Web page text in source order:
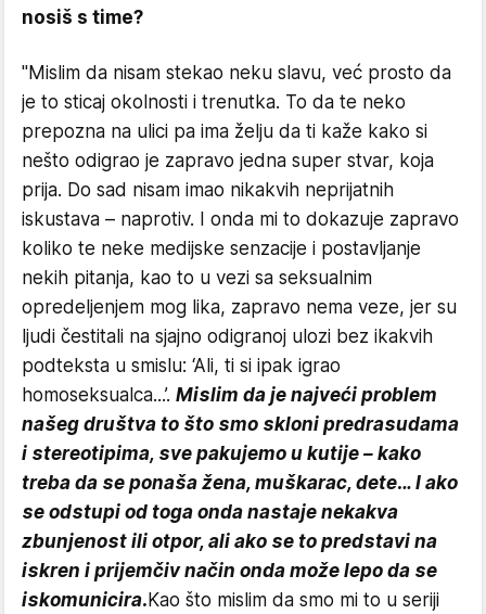
nosiš s time?
"Mislim da nisam stekao neku slavu, već prosto da
je to sticaj okolnosti i trenutka. To da te neko
prepozna na ulici pa ima želju da ti kaže kako si
nešto odigrao je zapravo jedna super stvar, koja
prija. Do sad nisam imao nikakvih neprijatnih
iskustava – naprotiv. I onda mi to dokazuje zapravo
koliko te neke medijske senzacije i postavljanje
nekih pitanja, kao to u vezi sa seksualnim
opredeljenjem mog lika, zapravo nema veze, jer su
ljudi čestitali na sjajno odigranoj ulozi bez ikakvih
podteksta u smislu: ‘Ali, ti si ipak igrao
homoseksualca...’. Mislim da je najveći problem
našeg društva to što smo skloni predrasudama
i stereotipima, sve pakujemo u kutije – kako
treba da se ponaša žena, muškarac, dete… I ako
se odstupi od toga onda nastaje nekakva
zbunjenost ili otpor, ali ako se to predstavi na
iskren i prijemčiv način onda može lepo da se
iskomunicira. Kao što mislim da smo mi to u seriji